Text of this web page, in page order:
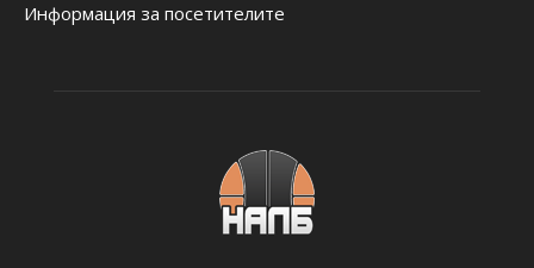
Информация за посетителите